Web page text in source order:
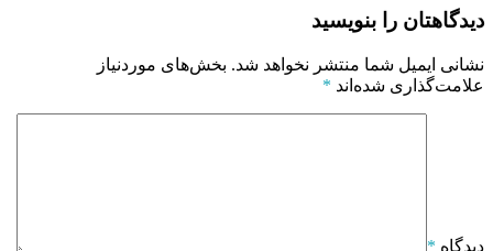
دیدگاهتان را بنویسید
نشانی ایمیل شما منتشر نخواهد شد. بخش‌های موردنیاز
علامت‌گذاری شده‌اند *
دیدگاه *